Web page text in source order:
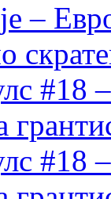
–
#18
#18